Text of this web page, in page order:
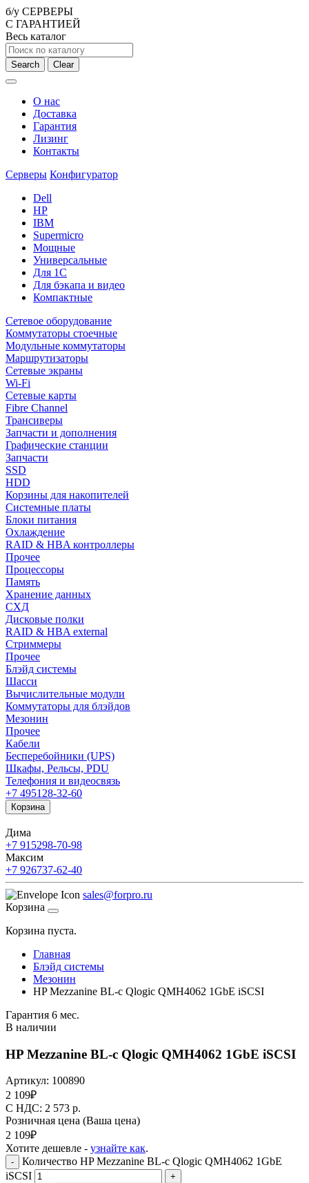
б/у СЕРВЕРЫ
С ГАРАНТИЕЙ
Весь каталог
Search Clear
О нас
Доставка
Гарантия
Лизинг
Контакты
Серверы Конфигуратор
Dell
HP
IBM
Supermicro
Мощные
Универсальные
Для 1С
Для бэкапа и видео
Компактные
Сетевое оборудование
Коммутаторы стоечные
Модульные коммутаторы
Маршрутизаторы
Сетевые экраны
Wi-Fi
Сетевые карты
Fibre Channel
Трансиверы
Запчасти и дополнения
Графические станции
Запчасти
SSD
HDD
Корзины для накопителей
Системные платы
Блоки питания
Охлаждение
RAID & HBA контроллеры
Прочее
Процессоры
Память
Хранение данных
СХД
Дисковые полки
RAID & HBA external
Стриммеры
Прочее
Блэйд системы
Шасси
Вычислительные модули
Коммутаторы для блэйдов
Мезонин
Прочее
Кабели
Бесперебойники (UPS)
Шкафы, Рельсы, PDU
Телефония и видеосвязь
+7 495128-32-60
Корзина
Дима
+7 915298-70-98
Максим
+7 926737-62-40
sales@forpro.ru
Корзина
Корзина пуста.
Главная
Блэйд системы
Мезонин
HP Mezzanine BL-c Qlogic QMH4062 1GbE iSCSI
Гарантия 6 мес.
В наличии
HP Mezzanine BL-c Qlogic QMH4062 1GbE iSCSI
Артикул: 100890
2 109₽
C НДС: 2 573 р.
Розничная цена (Ваша цена)
2 109₽
Хотите дешевле - узнайте как.
-
Количество HP Mezzanine BL-c Qlogic QMH4062 1GbE
iSCSI
+